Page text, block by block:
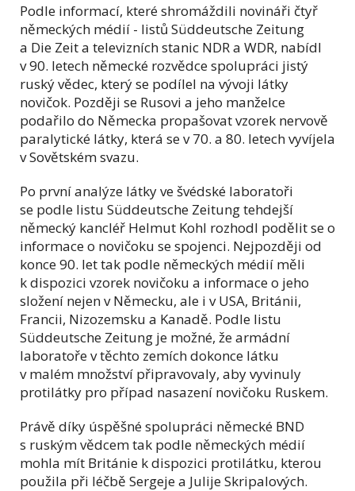
Podle informací, které shromáždili novináři čtyř
německých médií - listů Süddeutsche Zeitung
a Die Zeit a televizních stanic NDR a WDR, nabídl
v 90. letech německé rozvědce spolupráci jistý
ruský vědec, který se podílel na vývoji látky
novičok. Později se Rusovi a jeho manželce
podařilo do Německa propašovat vzorek nervově
paralytické látky, která se v 70. a 80. letech vyvíjela
v Sovětském svazu.
Po první analýze látky ve švédské laboratoři
se podle listu Süddeutsche Zeitung tehdejší
německý kancléř Helmut Kohl rozhodl podělit se o
informace o novičoku se spojenci. Nejpozději od
konce 90. let tak podle německých médií měli
k dispozici vzorek novičoku a informace o jeho
složení nejen v Německu, ale i v USA, Británii,
Francii, Nizozemsku a Kanadě. Podle listu
Süddeutsche Zeitung je možné, že armádní
laboratoře v těchto zemích dokonce látku
v malém množství připravovaly, aby vyvinuly
protilátky pro případ nasazení novičoku Ruskem.
Právě díky úspěšné spolupráci německé BND
s ruským vědcem tak podle německých médií
mohla mít Británie k dispozici protilátku, kterou
použila při léčbě Sergeje a Julije Skripalových.